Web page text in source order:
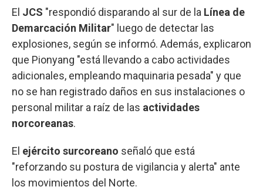
El JCS "respondió disparando al sur de la Línea de
Demarcación Militar" luego de detectar las
explosiones, según se informó. Además, explicaron
que Pionyang "está llevando a cabo actividades
adicionales, empleando maquinaria pesada" y que
no se han registrado daños en sus instalaciones o
personal militar a raíz de las actividades
norcoreanas.
El ejército surcoreano señaló que está
"reforzando su postura de vigilancia y alerta" ante
los movimientos del Norte.